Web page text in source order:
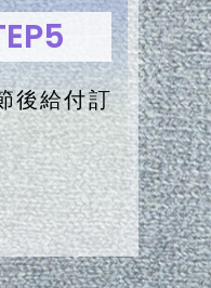
後給付訂